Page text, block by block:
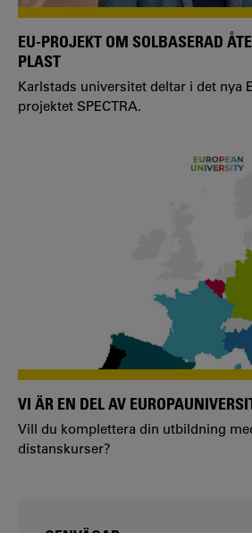
EU-PROJEKT OM SOLBASERAD
PLAST
Karlstads universitet deltar i det nya
projektet SPECTRA.
VI ÄR EN DEL AV
Vill du komplettera din utbildning
distanskurser?